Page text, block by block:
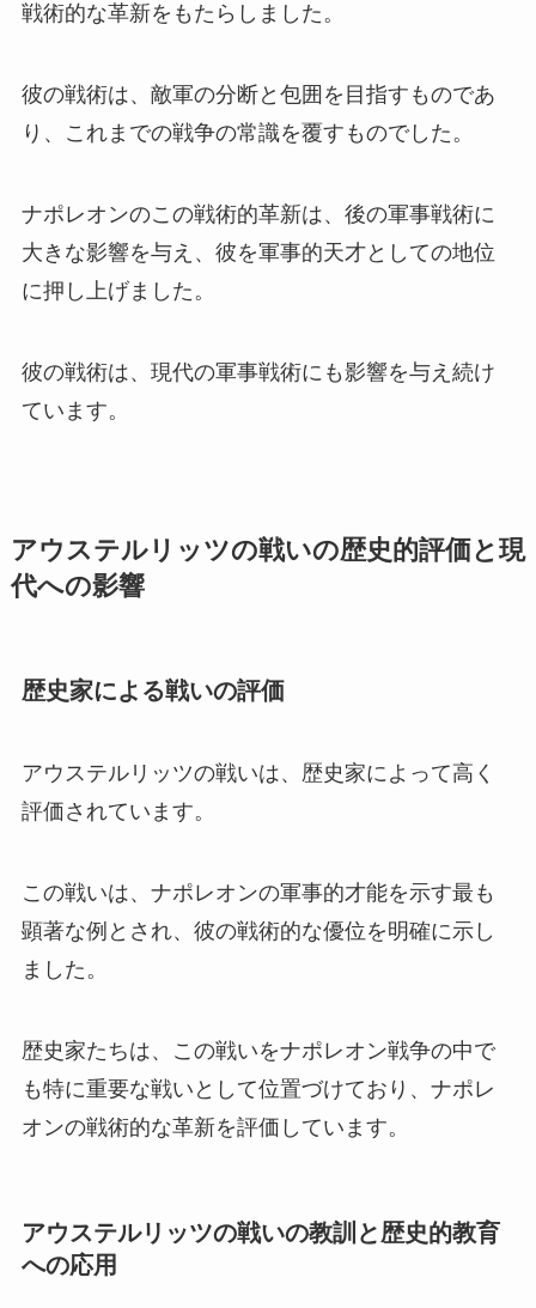
戦術的な革新をもたらしました。
彼の戦術は、敵軍の分断と包囲を目指すものであ
り、これまでの戦争の常識を覆すものでした。
ナポレオンのこの戦術的革新は、後の軍事戦術に
大きな影響を与え、彼を軍事的天才としての地位
に押し上げました。
彼の戦術は、現代の軍事戦術にも影響を与え続け
ています。
アウステルリッツの戦いの歴史的評価と現
代への影響
歴史家による戦いの評価
アウステルリッツの戦いは、歴史家によって高く
評価されています。
この戦いは、ナポレオンの軍事的才能を示す最も
顕著な例とされ、彼の戦術的な優位を明確に示し
ました。
歴史家たちは、この戦いをナポレオン戦争の中で
も特に重要な戦いとして位置づけており、ナポレ
オンの戦術的な革新を評価しています。
アウステルリッツの戦いの教訓と歴史的教育
への応用